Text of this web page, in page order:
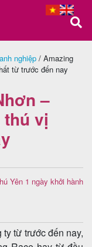
nghiệp / Amazing
từ trước đến nay
–
thú vị
Yên 1 ngày khởi hành
từ trước đến nay,